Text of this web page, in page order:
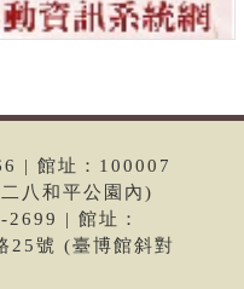
| 館址：100007
八和平公園內)
| 館址：
25號 (臺博館斜對